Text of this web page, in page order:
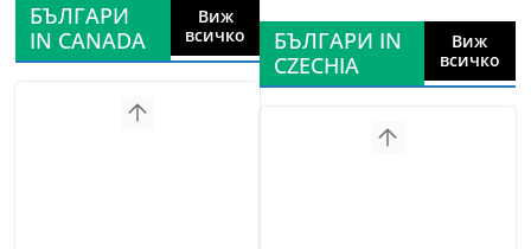
БЪЛГАРИ
IN CANADA
Виж
всичко
БЪЛГАРИ IN
CZECHIA
Виж
всичко